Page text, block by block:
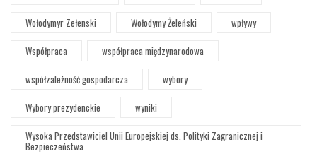
Wołodymyr Zełenski
Wołodymy Żeleński
wpływy
Współpraca
współpraca międzynarodowa
współzależność gospodarcza
wybory
Wybory prezydenckie
wyniki
Wysoka Przedstawiciel Unii Europejskiej ds. Polityki Zagranicznej i
Bezpieczeństwa